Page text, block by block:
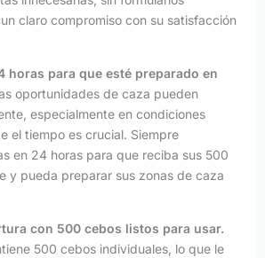
claro compromiso con su satisfacción
horas para que esté preparado en
oportunidades de caza pueden
especialmente en condiciones
el tiempo es crucial. Siempre
en 24 horas para que reciba sus 500
y pueda preparar sus zonas de caza
con 500 cebos listos para usar.
500 cebos individuales, lo que le